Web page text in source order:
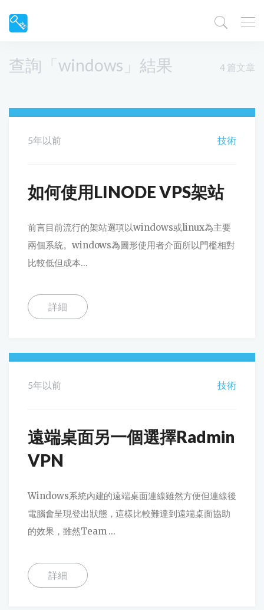
查詢「windows」結果 4 篇文章
5年以前 技術
如何使用LINODE VPS架站
前言目前流行的架站選項以windows或linux為主要
兩個系統。windows為圖形使用者介面所以門檻相對
比較低但成本...
詳細
5年以前 技術
遠端桌面另一個選擇Radmin
VPN
Windows系統內建的遠端桌面連線雖然方便但連線後
電腦會呈現登出狀態，這樣比較難達到遠端桌面協助
的效果，雖然Team ...
詳細